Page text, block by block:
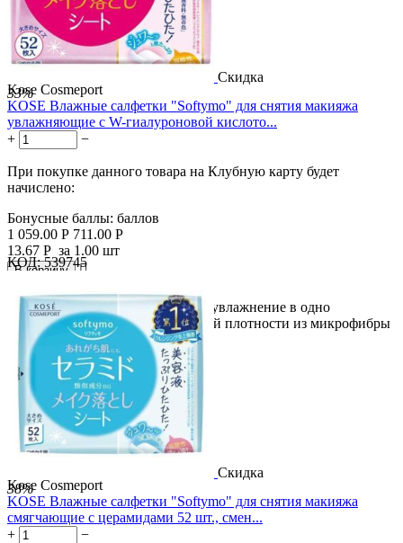
Скидка
33%
Kose Cosmeport
KOSE Влажные салфетки "Softymo" для снятия макияжа
увлажняющие с W-гиалуроновой кислото...
+
−
При покупке данного товара на Клубную карту будет
начислено:
Бонусные баллы: баллов
1 059.00 Р 711.00 Р
13.67 Р за 1.00 шт
В корзину

Чистая кожа + снятие макияжа + увлажнение в одно
движение! Салфетки повышенной плотности из микрофибры
с очищающими...
КОД: 539745
Скидка
38%
Kose Cosmeport
KOSE Влажные салфетки "Softymo" для снятия макияжа
смягчающие с церамидами 52 шт., смен...
+
−